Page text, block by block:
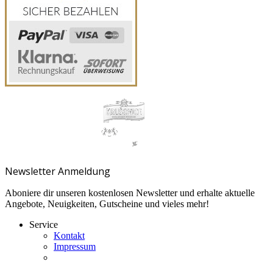
Newsletter Anmeldung
Aboniere dir unseren kostenlosen Newsletter und erhalte aktuelle
Angebote, Neuigkeiten, Gutscheine und vieles mehr!
Service
Kontakt
Impressum